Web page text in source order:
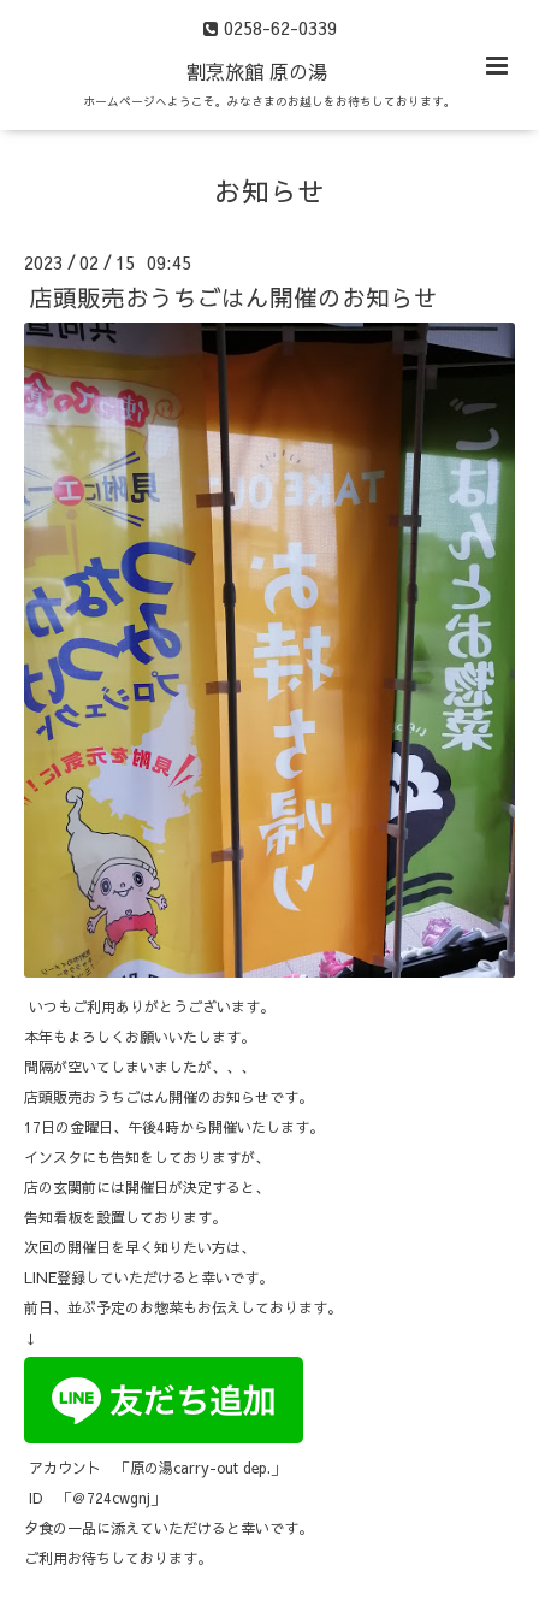
0258-62-0339
割烹旅館 原の湯
ホームページへようこそ。みなさまのお越しをお待ちしております。
お知らせ
2023 /02 / 15 09:45
店頭販売おうちごはん開催のお知らせ
いつもご利用ありがとうございます。
本年もよろしくお願いいたします。
間隔が空いてしまいましたが、、、
店頭販売おうちごはん開催のお知らせです。
17日の金曜日、午後4時から開催いたします。
インスタにも告知をしておりますが、
店の玄関前には開催日が決定すると、
告知看板を設置しております。
次回の開催日を早く知りたい方は、
LINE登録していただけると幸いです。
前日、並ぶ予定のお惣菜もお伝えしております。
↓
アカウント 「原の湯carry-out dep.」
ID 「＠724cwgnj」
夕食の一品に添えていただけると幸いです。
ご利用お待ちしております。